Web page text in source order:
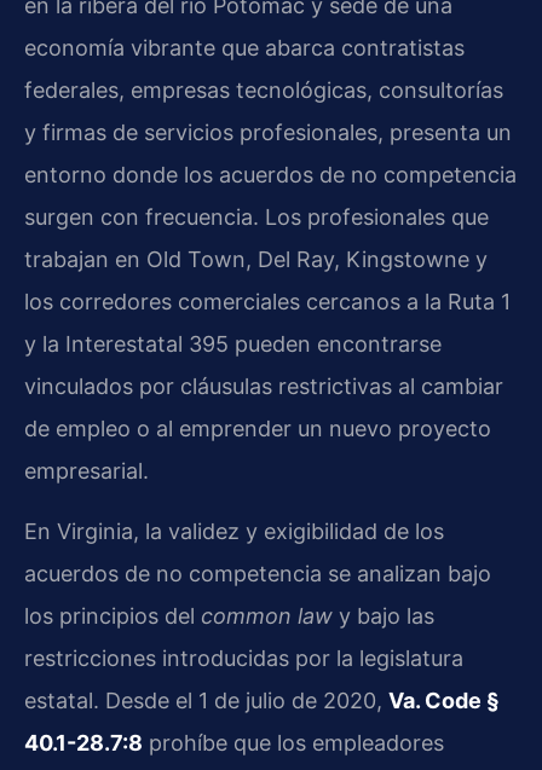
en la ribera del río Potomac y sede de una
economía vibrante que abarca contratistas
federales, empresas tecnológicas, consultorías
y firmas de servicios profesionales, presenta un
entorno donde los acuerdos de no competencia
surgen con frecuencia. Los profesionales que
trabajan en Old Town, Del Ray, Kingstowne y
los corredores comerciales cercanos a la Ruta 1
y la Interestatal 395 pueden encontrarse
vinculados por cláusulas restrictivas al cambiar
de empleo o al emprender un nuevo proyecto
empresarial.
En Virginia, la validez y exigibilidad de los
acuerdos de no competencia se analizan bajo
los principios del common law y bajo las
restricciones introducidas por la legislatura
estatal. Desde el 1 de julio de 2020, Va. Code §
40.1-28.7:8 prohíbe que los empleadores